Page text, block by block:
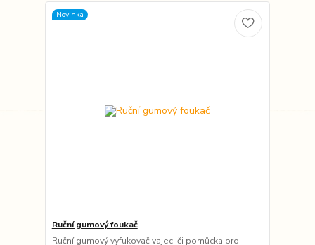
Novinka
Ruční gumový foukač
Ruční gumový vyfukovač vajec, či pomůcka pro